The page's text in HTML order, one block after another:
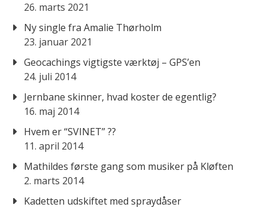
26. marts 2021
Ny single fra Amalie Thørholm
23. januar 2021
Geocachings vigtigste værktøj – GPS’en
24. juli 2014
Jernbane skinner, hvad koster de egentlig?
16. maj 2014
Hvem er “SVINET” ??
11. april 2014
Mathildes første gang som musiker på Kløften
2. marts 2014
Kadetten udskiftet med spraydåser